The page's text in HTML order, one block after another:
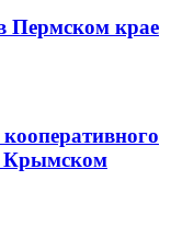
Пермском крае
Крымском